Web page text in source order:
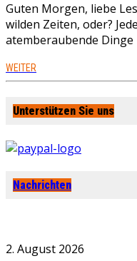
Guten Morgen, liebe
wilden Zeiten, oder?
atemberaubende
WEITER
Unterstützen Sie uns
Nachrichten
2. August 2026